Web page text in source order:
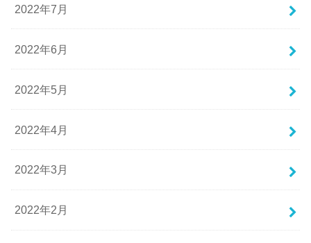
2022年7月
2022年6月
2022年5月
2022年4月
2022年3月
2022年2月